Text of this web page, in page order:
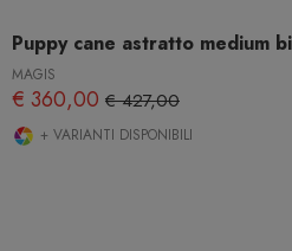
Puppy cane astratto medium
MAGIS
€ 360,00 € 427,00
+ VARIANTI DISPONIBILI